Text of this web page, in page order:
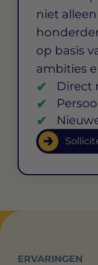
niet
op basis
ambities
Direct
ERVARINGEN